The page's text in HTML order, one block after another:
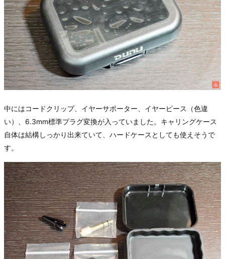
中にはコードクリップ、イヤーサポーター、イヤーピース（色違
い）、6.3mm標準プラグ変換が入っていました。キャリングケース
自体は結構しっかり出来ていて、ハードケースとしても使えそうで
す。